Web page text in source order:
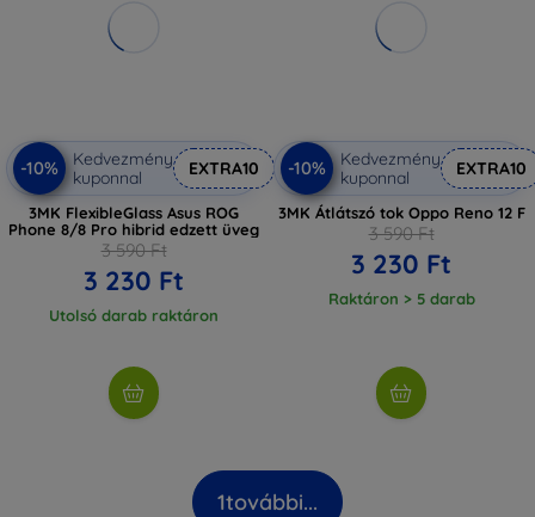
-10%
Kedvezmény
kuponnal
EXTRA10
3MK FlexibleGlass Asus ROG
Phone 8/8 Pro hibrid edzett üveg
3 590 Ft
3 230 Ft
Utolsó darab raktáron
-10%
Kedvezmény
kuponnal
EXTRA10
3MK Átlátszó tok Oppo Reno 12 F
3 590 Ft
3 230 Ft
Raktáron > 5 darab
1további...